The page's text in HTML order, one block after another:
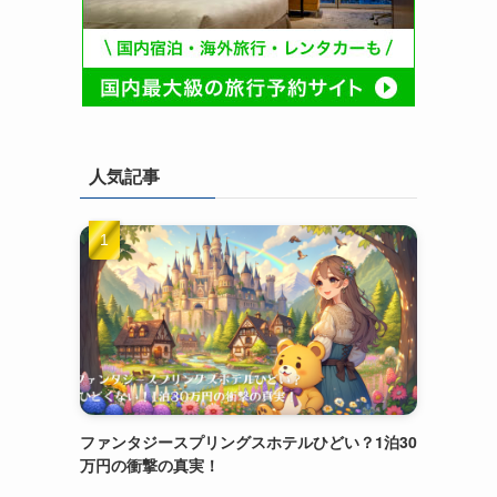
人気記事
ファンタジースプリングスホテルひどい？1泊30
万円の衝撃の真実！